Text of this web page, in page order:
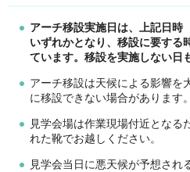
アーチ移設実施日は、上記日時
いずれかとなり、移設に要する
ています。移設を実施しない日
アーチ移設は天候による影響を
に移設できない場合があります。
見学会場は作業現場付近となる
れた靴でお越しください。
見学会当日に悪天候が予想され